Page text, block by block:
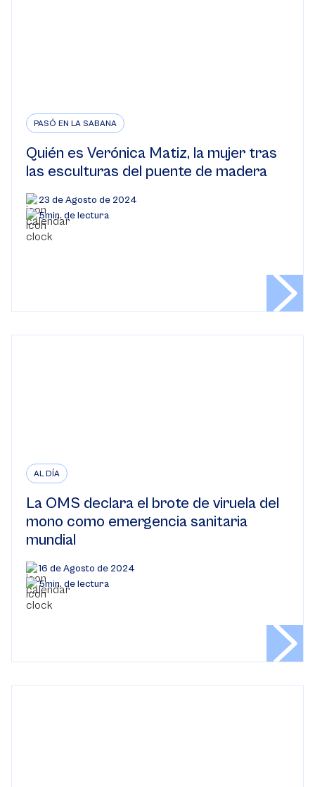
PASÓ EN LA SABANA
Quién es Verónica Matiz, la mujer tras
las esculturas del puente de madera
23 de Agosto de 2024
5min. de lectura
AL DÍA
La OMS declara el brote de viruela del
mono como emergencia sanitaria
mundial
16 de Agosto de 2024
5min. de lectura